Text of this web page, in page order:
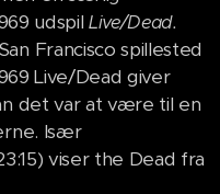
udspil Live/Dead.
Francisco spillested
Live/Dead giver
det var at være til en
Især
viser the Dead fra